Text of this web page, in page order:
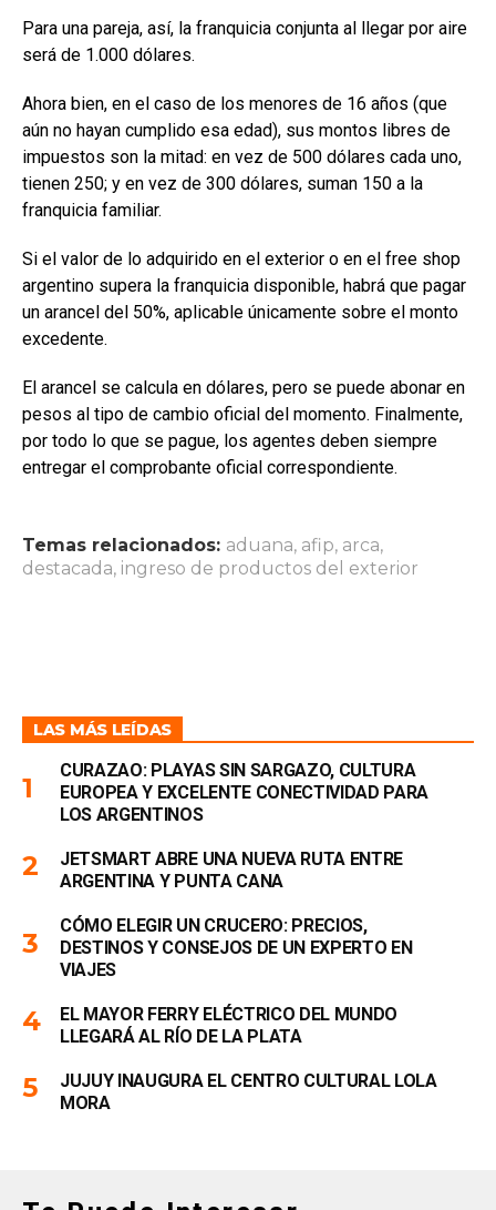
Para una pareja, así, la franquicia conjunta al llegar por aire
será de 1.000 dólares.
Ahora bien, en el caso de los menores de 16 años (que
aún no hayan cumplido esa edad), sus montos libres de
impuestos son la mitad: en vez de 500 dólares cada uno,
tienen 250; y en vez de 300 dólares, suman 150 a la
franquicia familiar.
Si el valor de lo adquirido en el exterior o en el free shop
argentino supera la franquicia disponible, habrá que pagar
un arancel del 50%, aplicable únicamente sobre el monto
excedente.
El arancel se calcula en dólares, pero se puede abonar en
pesos al tipo de cambio oficial del momento. Finalmente,
por todo lo que se pague, los agentes deben siempre
entregar el comprobante oficial correspondiente.
Temas relacionados: aduana, afip, arca,
destacada, ingreso de productos del exterior
LAS MÁS LEÍDAS
CURAZAO: PLAYAS SIN SARGAZO, CULTURA
EUROPEA Y EXCELENTE CONECTIVIDAD PARA
LOS ARGENTINOS
JETSMART ABRE UNA NUEVA RUTA ENTRE
ARGENTINA Y PUNTA CANA
CÓMO ELEGIR UN CRUCERO: PRECIOS,
DESTINOS Y CONSEJOS DE UN EXPERTO EN
VIAJES
EL MAYOR FERRY ELÉCTRICO DEL MUNDO
LLEGARÁ AL RÍO DE LA PLATA
JUJUY INAUGURA EL CENTRO CULTURAL LOLA
MORA